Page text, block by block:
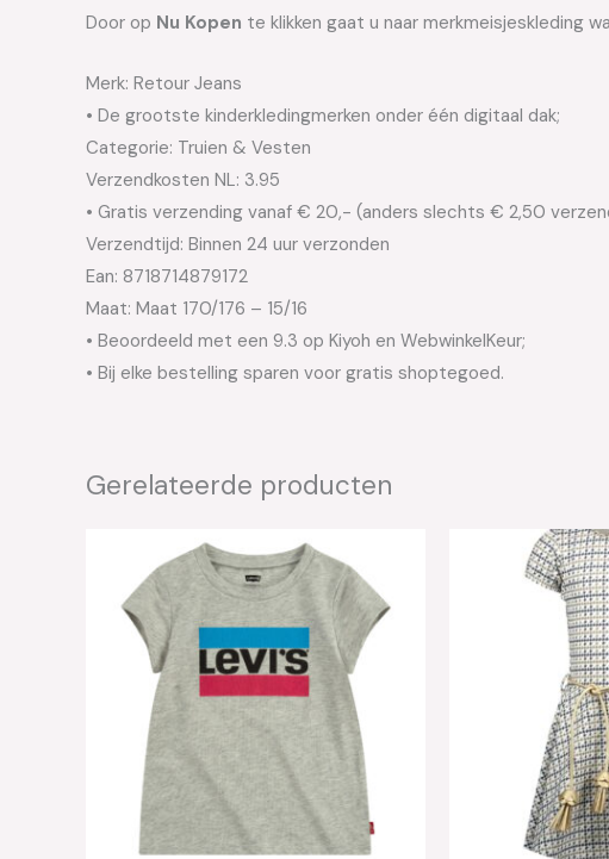
Door op Nu Kopen te klikken gaat u naar merkmeisjeskleding
Merk: Retour Jeans
• De grootste kinderkledingmerken onder één digitaal dak;
Categorie: Truien & Vesten
Verzendkosten NL: 3.95
• Gratis verzending vanaf € 20,- (anders slechts € 2,50
Verzendtijd: Binnen 24 uur verzonden
Ean: 8718714879172
Maat: Maat 170/176 – 15/16
• Beoordeeld met een 9.3 op Kiyoh en WebwinkelKeur;
• Bij elke bestelling sparen voor gratis shoptegoed.
Gerelateerde producten